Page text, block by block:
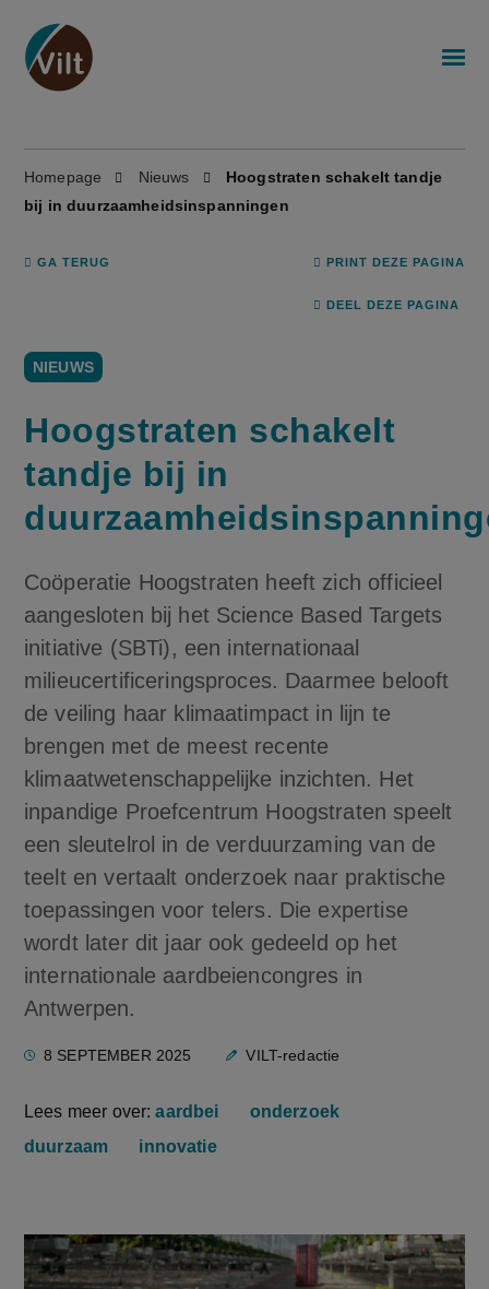
Homepage Nieuws
Hoogstraten schakelt tandje
bij in duurzaamheidsinspanningen
GA TERUG PRINT DEZE PAGINA
DEEL DEZE PAGINA
NIEUWS
Hoogstraten schakelt
tandje bij in
Coöperatie Hoogstraten heeft zich officieel
aangesloten bij het Science Based Targets
initiative (SBTi), een internationaal
milieucertificeringsproces. Daarmee belooft
de veiling haar klimaatimpact in lijn te
brengen met de meest recente
klimaatwetenschappelijke inzichten. Het
inpandige Proefcentrum Hoogstraten speelt
een sleutelrol in de verduurzaming van de
teelt en vertaalt onderzoek naar praktische
toepassingen voor telers. Die expertise
wordt later dit jaar ook gedeeld op het
internationale aardbeiencongres in
Antwerpen.
8 SEPTEMBER 2025 VILT-redactie
Lees meer over:aardbei
onderzoek
duurzaam
innovatie